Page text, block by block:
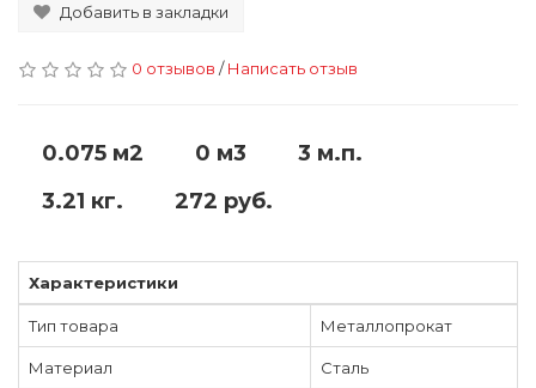
Добавить в закладки
0 отзывов /Написать отзыв
0.075 м2 0 м3
3 м.п.
3.21 кг.
272 руб.
Характеристики
Тип товара Металлопрокат
Материал Сталь